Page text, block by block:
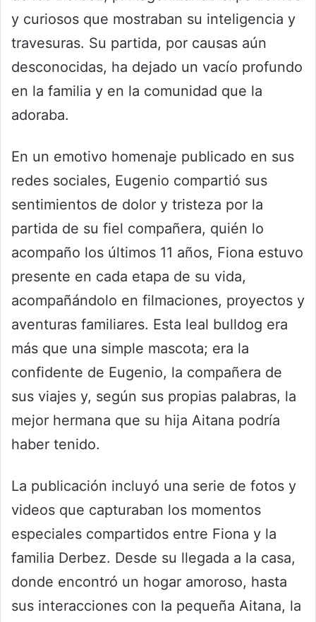
y curiosos que mostraban su inteligencia y
travesuras. Su partida, por causas aún
desconocidas, ha dejado un vacío profundo
en la familia y en la comunidad que la
adoraba.
En un emotivo homenaje publicado en sus
redes sociales, Eugenio compartió sus
sentimientos de dolor y tristeza por la
partida de su fiel compañera, quién lo
acompaño los últimos 11 años, Fiona estuvo
presente en cada etapa de su vida,
acompañándolo en filmaciones, proyectos y
aventuras familiares. Esta leal bulldog era
más que una simple mascota; era la
confidente de Eugenio, la compañera de
sus viajes y, según sus propias palabras, la
mejor hermana que su hija Aitana podría
haber tenido.
La publicación incluyó una serie de fotos y
videos que capturaban los momentos
especiales compartidos entre Fiona y la
familia Derbez. Desde su llegada a la casa,
donde encontró un hogar amoroso, hasta
sus interacciones con la pequeña Aitana, la